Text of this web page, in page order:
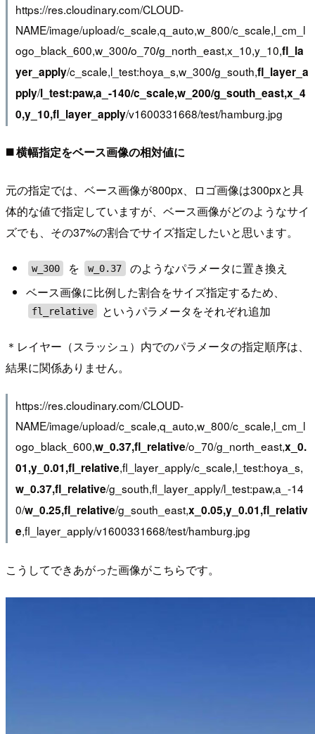
https://res.cloudinary.com/CLOUD-
NAME/image/upload/c_scale,q_auto,w_800/c_scale,l_cm_l
ogo_black_600,w_300/o_70/g_north_east,x_10,y_10,fl_la
yer_apply/c_scale,l_test:hoya_s,w_300/g_south,fl_layer_a
pply/l_test:paw,a_-140/c_scale,w_200/g_south_east,x_4
0,y_10,fl_layer_apply/v1600331668/test/hamburg.jpg
◼️ 横幅指定をベース画像の相対値に
元の指定では、ベース画像が800px、ロゴ画像は300pxと具
体的な値で指定していますが、ベース画像がどのようなサイ
ズでも、その37%の割合でサイズ指定したいと思います。
w_300 を w_0.37
のようなパラメータに置き換え
ベース画像に比例した割合をサイズ指定するため、
fl_relative というパラメータをそれぞれ追加
＊レイヤー（スラッシュ）内でのパラメータの指定順序は、
結果に関係ありません。
https://res.cloudinary.com/CLOUD-
NAME/image/upload/c_scale,q_auto,w_800/c_scale,l_cm_l
ogo_black_600,w_0.37,fl_relative/o_70/g_north_east,x_0.
01,y_0.01,fl_relative,fl_layer_apply/c_scale,l_test:hoya_s,
w_0.37,fl_relative/g_south,fl_layer_apply/l_test:paw,a_-14
0/w_0.25,fl_relative/g_south_east,x_0.05,y_0.01,fl_relativ
e,fl_layer_apply/v1600331668/test/hamburg.jpg
こうしてできあがった画像がこちらです。